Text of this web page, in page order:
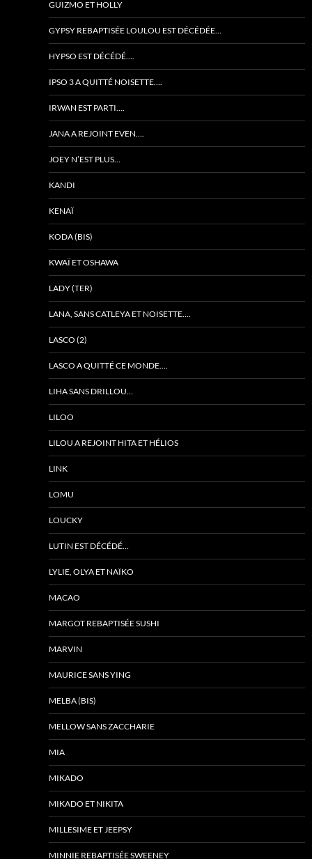
GUIZMO ET HOLLY
GYPSY REBAPTISÉE LOULOU EST DÉCÉDÉE…
HYPSO EST DÉCÉDÉ….
IPSO 3 A QUITTÉ NOISETTE….
IRWAN EST PARTI….
JANA A REJOINT EVEN….
JOEY N’EST PLUS…
KANDI
KENAÏ
KODA (BIS)
KWAÏ ET OSHAWA
LADY (TER)
LANA, SANS CATLEYA ET NOISETTE….
LASCO (2)
LASCO A QUITTÉ CE MONDE….
LIHA SANS DRILLOU…
LILOO
LILOU A REJOINT HITA ET HÉLIOS
LINK
LOMU
LOUCKY
LUTIN EST DÉCÉDÉ…
LYLIE, OLYA ET NAÏKO
MACAO
MARGOT REBAPTISÉE SUSHI
MARVIN
MAURICE SANS YING
MELBA (BIS)
MELLOW SANS ZACCHARIE
MIA
MIKADO
MIKADO ET NIKITA
MILLESIME ET JEEPSY
MINNIE REBAPTISÉE SWEENEY